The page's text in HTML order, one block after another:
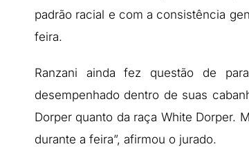
padrão racial e com a consistência
feira.
Ranzani ainda fez questão de
desempenhado dentro de suas
Dorper quanto da raça White Dorper.
durante a feira”, afirmou o jurado.